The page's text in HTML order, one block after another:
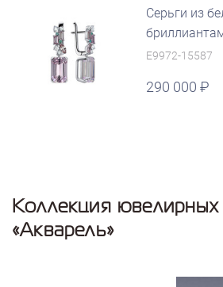
Серьги из
E9972-15587
290 000
Коллекция
«Акварель»